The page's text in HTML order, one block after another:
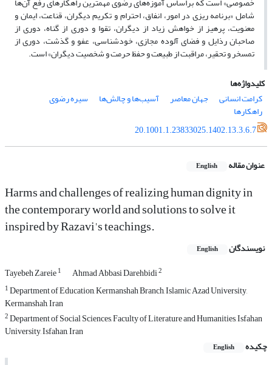
شامل «برنامه ریزی در امور، انفاق، احترام و تکریم دیگران، قناعت، ایمان و
معنویت، پرهیز از خواهش زیاد از دیگران، تقوا و دوری از گناه، دوری از
صاحبان رذایل و فضای آلوده مجازی، خودشناسی، عفو و گذشت، دوری از
تمسخر و تحقیر، مراقبت از طبیعت و حفظ حرمت و شخصیت دیگران» است.
کلیدواژه‌ها
کرامت انسانی
جهان معاصر آسیب‌ها و چالش‌ها سیره رضوی
راهکارها
20.1001.1.23833025.1402.13.3.6.7
عنوان مقاله English
Harms and challenges of realizing human dignity in
the contemporary world and solutions to solve it
inspired by Razavi's teachings.
نویسندگان English
Tayebeh Zareie1 Ahmad Abbasi Darehbidi2
1Department of Education, Kermanshah Branch, Islamic Azad University,
Kermanshah, Iran
2Department of Social Sciences, Faculty of Literature and Humanities, Isfahan
University, Isfahan, Iran
چکیده
English